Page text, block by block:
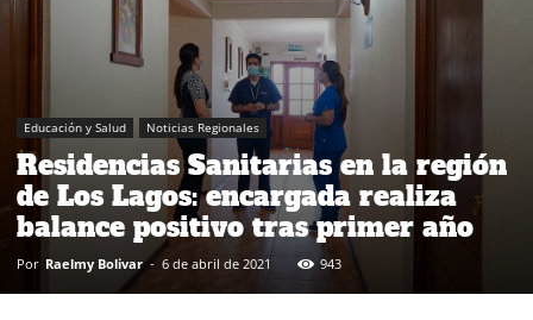
Educación y Salud Noticias Regionales
Residencias Sanitarias en la región
de Los Lagos: encargada realiza
balance positivo tras primer año
Por Raelmy Bolivar - 6 de abril de 2021 943